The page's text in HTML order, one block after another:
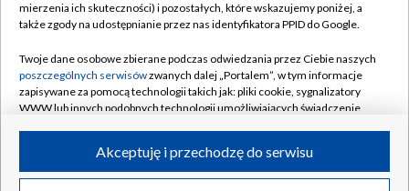
Naziemna Telewizja Cyfrowa
Rada Programowa
System NOS
Informacje o nadawcy
Program dla prasy
Pomoc
Kontakt
Kanały
©2026 Telewizja Polska S.A. w likwidacji
mierzenia ich skuteczności) i pozostałych, które wskazujemy poniżej, a
także zgody na udostępnianie przez nas identyfikatora PPID do Google.
Twoje dane osobowe zbierane podczas odwiedzania przez Ciebie naszych
poszczególnych serwisówzwanych dalej „Portalem”, w tym informacje
zapisywane za pomocą technologii takich jak: pliki cookie, sygnalizatory
WWW lub innych podobnych technologii umożliwiających świadczenie
ruchu w Internecie.Akceptuję i przechodzę do serwisu